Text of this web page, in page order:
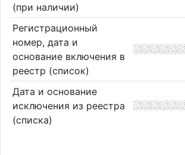
(при наличии)
Регистрационный
номер, дата и
основание включения в
реестр (список)
Дата и основание
исключения из реестра
(списка)